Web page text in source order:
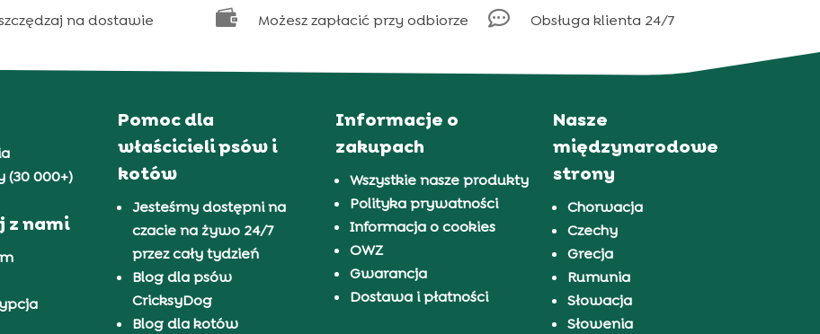
na dostawie  Możesz zapłacić przy odbiorze  Obsługa klienta 24/7
(30 000+)
z nami
Pomoc dla
właścicieli psów i
kotów
Jesteśmy dostępni na
czacie na żywo 24/7
przez cały tydzień
Blog dla psów
CricksyDog
Blog dla kotów
Informacje o
zakupach
Wszystkie nasze produkty
Polityka prywatności
Informacja o cookies
OWZ
Gwarancja
Dostawa i płatności
Nasze
międzynarodowe
strony
Chorwacja
Czechy
Grecja
Rumunia
Słowacja
Słowenia